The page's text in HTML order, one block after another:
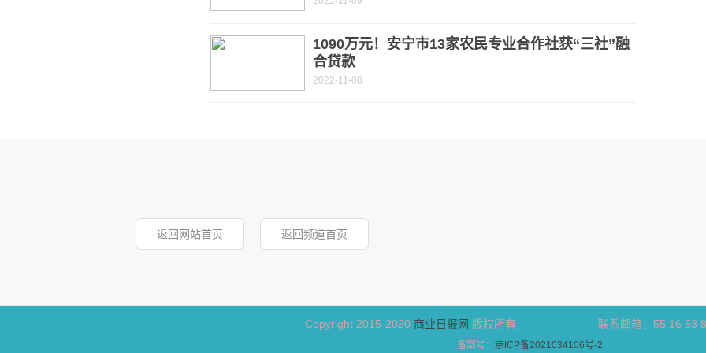
1090万元！安宁市13家农民专业合作社获“三社”融
合贷款
2022-11-08
返回网站首页 返回频道首页
Copyright 2015-2020 商业日报网 版权所有 联系邮箱：55 16 53
备案号： 京ICP备2021034106号-2